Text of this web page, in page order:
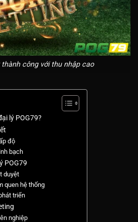
thành công với thu nhập cao
lý POG79?
độ
bạch
POG79
duyệt
quen hệ thống
triển
nghiệp